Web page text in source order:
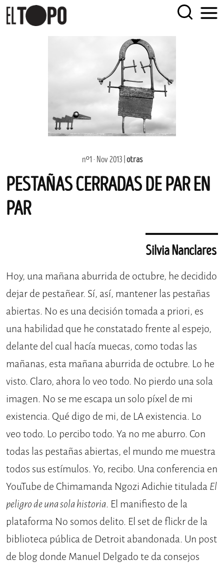
El periódico tabernario más leído de Sevilla
nº1 · Nov 2013 | otras
PESTAÑAS CERRADAS DE PAR EN
PAR
Silvia Nanclares
Hoy, una mañana aburrida de octubre, he decidido
dejar de pestañear. Sí, así, mantener las pestañas
abiertas. No es una decisión tomada a priori, es
una habilidad que he constatado frente al espejo,
delante del cual hacía muecas, como todas las
mañanas, esta mañana aburrida de octubre. Lo he
visto. Claro, ahora lo veo todo. No pierdo una sola
imagen. No se me escapa un solo píxel de mi
existencia. Qué digo de mi, de LA existencia. Lo
veo todo. Lo percibo todo. Ya no me aburro. Con
todas las pestañas abiertas, el mundo me muestra
todos sus estímulos. Yo, recibo. Una conferencia en
YouTube de Chimamanda Ngozi Adichie tituladaEl
peligro de una sola historia. El manifiesto de la
plataforma No somos delito. El set de flickr de la
biblioteca pública de Detroit abandonada. Un post
de blog donde Manuel Delgado te da consejos